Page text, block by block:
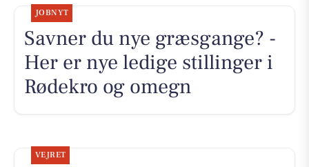
JOBNYT
Savner du nye græsgange? -
Her er nye ledige stillinger i
Rødekro og omegn
VEJRET